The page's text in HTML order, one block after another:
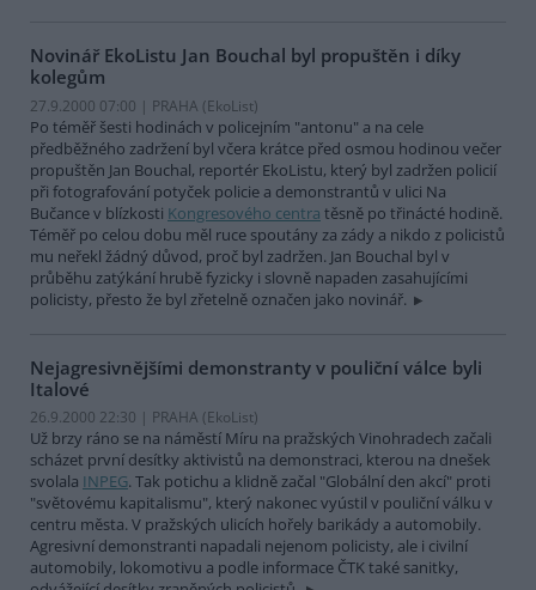
Novinář EkoListu Jan Bouchal byl propuštěn i díky
kolegům
27.9.2000 07:00 | PRAHA (EkoList)
Po téměř šesti hodinách v policejním "antonu" a na cele
předběžného zadržení byl včera krátce před osmou hodinou večer
propuštěn Jan Bouchal, reportér EkoListu, který byl zadržen policií
při fotografování potyček policie a demonstrantů v ulici Na
Bučance v blízkosti Kongresového centra těsně po třinácté hodině.
Téměř po celou dobu měl ruce spoutány za zády a nikdo z policistů
mu neřekl žádný důvod, proč byl zadržen. Jan Bouchal byl v
průběhu zatýkání hrubě fyzicky i slovně napaden zasahujícími
policisty, přesto že byl zřetelně označen jako novinář.
Nejagresivnějšími demonstranty v pouliční válce byli
Italové
26.9.2000 22:30 | PRAHA (EkoList)
Už brzy ráno se na náměstí Míru na pražských Vinohradech začali
scházet první desítky aktivistů na demonstraci, kterou na dnešek
svolala INPEG. Tak potichu a klidně začal "Globální den akcí" proti
"světovému kapitalismu", který nakonec vyústil v pouliční válku v
centru města. V pražských ulicích hořely barikády a automobily.
Agresivní demonstranti napadali nejenom policisty, ale i civilní
automobily, lokomotivu a podle informace ČTK také sanitky,